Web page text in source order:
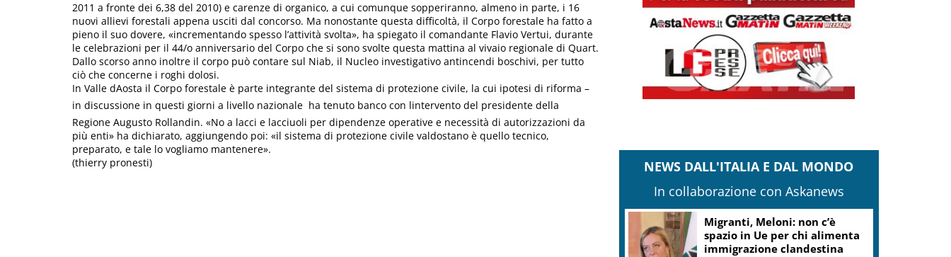
2011 a fronte dei 6,38 del 2010) e carenze di organico, a cui comunque sopperiranno, almeno in parte, i 16
nuovi allievi forestali appena usciti dal concorso. Ma nonostante questa difficoltà, il Corpo forestale ha fatto a
pieno il suo dovere, «incrementando spesso l’attività svolta», ha spiegato il comandante Flavio Vertui, durante
le celebrazioni per il 44/o anniversario del Corpo che si sono svolte questa mattina al vivaio regionale di Quart.
Dallo scorso anno inoltre il corpo può contare sul Niab, il Nucleo investigativo antincendi boschivi, per tutto
ciò che concerne i roghi dolosi.
In Valle dAosta il Corpo forestale è parte integrante del sistema di protezione civile, la cui ipotesi di riforma –
in discussione in questi giorni a livello nazionale  ha tenuto banco con lintervento del presidente della
Regione Augusto Rollandin. «No a lacci e lacciuoli per dipendenze operative e necessità di autorizzazioni da
più enti» ha dichiarato, aggiungendo poi: «il sistema di protezione civile valdostano è quello tecnico,
preparato, e tale lo vogliamo mantenere».
(thierry pronesti)
NEWS DALL'ITALIA E DAL MONDO
In collaborazione con Askanews
Migranti, Meloni: non c’è
spazio in Ue per chi alimenta
immigrazione clandestina